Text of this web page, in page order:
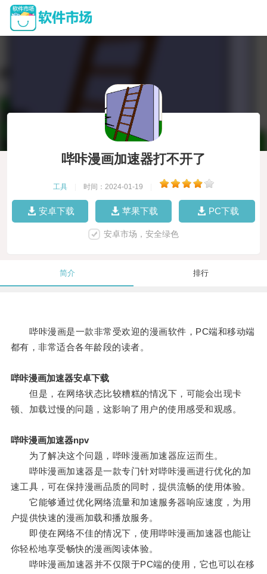
哔咔漫画加速器打不开了
工具 时间：2024-01-19
安卓下载 苹果下载 PC下载
安卓市场，安全绿色
简介 排行
哔咔漫画是一款非常受欢迎的漫画软件，PC端和移动端
都有，非常适合各年龄段的读者。
哔咔漫画加速器安卓下载
但是，在网络状态比较糟糕的情况下，可能会出现卡
顿、加载过慢的问题，这影响了用户的使用感受和观感。
哔咔漫画加速器npv
为了解决这个问题，哔咔漫画加速器应运而生。
哔咔漫画加速器是一款专门针对哔咔漫画进行优化的加
速工具，可在保持漫画品质的同时，提供流畅的使用体验。
它能够通过优化网络流量和加速服务器响应速度，为用
户提供快速的漫画加载和播放服务。
即使在网络不佳的情况下，使用哔咔漫画加速器也能让
你轻松地享受畅快的漫画阅读体验。
哔咔漫画加速器并不仅限于PC端的使用，它也可以在移